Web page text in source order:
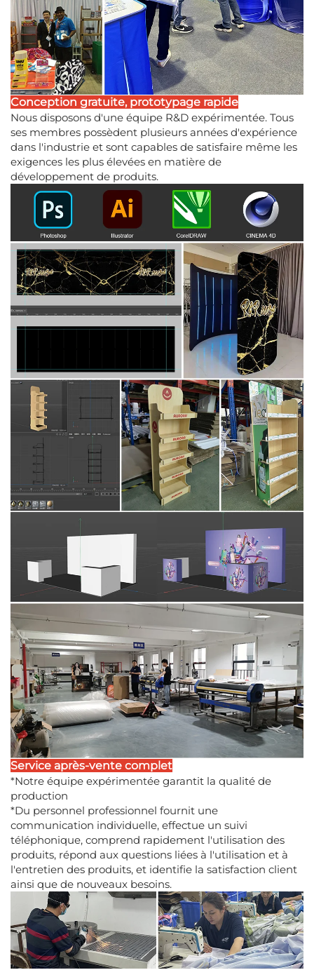
Conception gratuite, prototypage rapide
Nous disposons d'une équipe R&D expérimentée. Tous
ses membres possèdent plusieurs années d'expérience
dans l'industrie et sont capables de satisfaire même les
exigences les plus élevées en matière de
développement de produits.
Service après-vente complet
*Notre équipe expérimentée garantit la qualité de
production
*Du personnel professionnel fournit une
communication individuelle, effectue un suivi
téléphonique, comprend rapidement l'utilisation des
produits, répond aux questions liées à l'utilisation et à
l'entretien des produits, et identifie la satisfaction client
ainsi que de nouveaux besoins.